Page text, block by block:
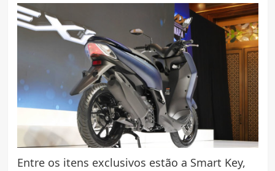
Entre os itens exclusivos estão a Smart Key,